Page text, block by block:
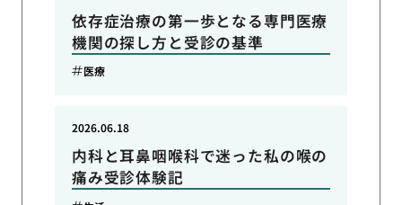
依存症治療の第一歩となる専門医療
機関の探し方と受診の基準
医療
内科と耳鼻咽喉科で迷った私の喉の
痛み受診体験記
2026.06.18